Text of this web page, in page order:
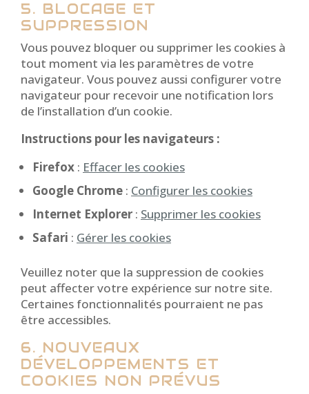
5. BLOCAGE ET
SUPPRESSION
Vous pouvez bloquer ou supprimer les cookies à
tout moment via les paramètres de votre
navigateur. Vous pouvez aussi configurer votre
navigateur pour recevoir une notification lors
de l’installation d’un cookie.
Instructions pour les navigateurs :
Firefox : Effacer les cookies
Google Chrome : Configurer les cookies
Internet Explorer : Supprimer les cookies
Safari : Gérer les cookies
Veuillez noter que la suppression de cookies
peut affecter votre expérience sur notre site.
Certaines fonctionnalités pourraient ne pas
être accessibles.
6. NOUVEAUX
DÉVELOPPEMENTS ET
COOKIES NON PRÉVUS